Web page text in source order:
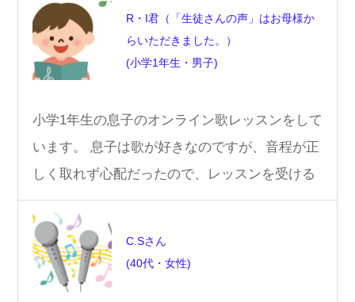
R・I君（「生徒さんの声」はお母様か
らいただきました。）
(小学1年生・男子)
小学1年生の息子のオンライン歌レッスンをして
います。 息子は歌が好きなのですが、音程が正
しく取れず心配だったので、レッスンを受ける
ことにしました。 でも、近隣に…
C.Sさん
(40代・女性)